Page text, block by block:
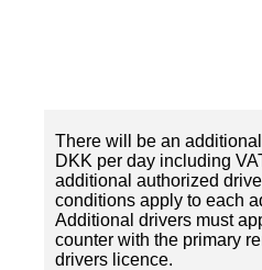
There will be an
DKK per day including
additional authorized
conditions apply to each
Additional drivers must
counter with the primary
drivers licence.